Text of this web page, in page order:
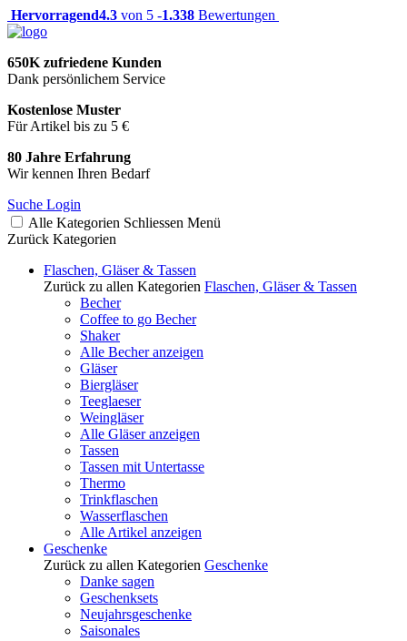
Hervorragend4.3 von 5 -1.338 Bewertungen
650K zufriedene Kunden
Dank persönlichem Service
Kostenlose Muster
Für Artikel bis zu 5 €
80 Jahre Erfahrung
Wir kennen Ihren Bedarf
Suche Login
Alle Kategorien Schliessen Menü
Zurück Kategorien
Flaschen, Gläser & Tassen
Zurück zu allen Kategorien Flaschen, Gläser & Tassen
Becher
Coffee to go Becher
Shaker
Alle Becher anzeigen
Gläser
Biergläser
Teeglaeser
Weingläser
Alle Gläser anzeigen
Tassen
Tassen mit Untertasse
Thermo
Trinkflaschen
Wasserflaschen
Alle Artikel anzeigen
Geschenke
Zurück zu allen Kategorien Geschenke
Danke sagen
Geschenksets
Neujahrsgeschenke
Saisonales